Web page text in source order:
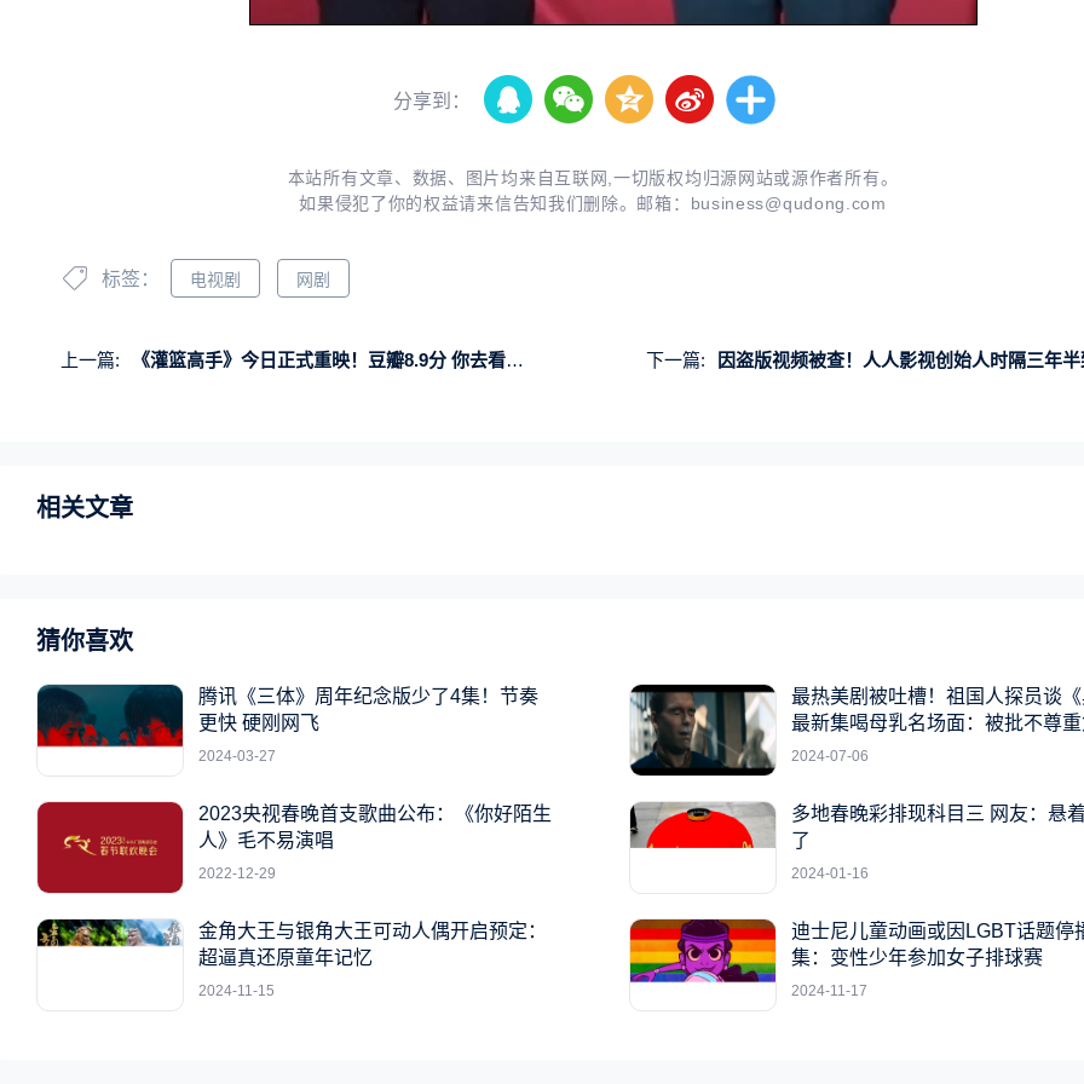
分享到：
本站所有文章、数据、图片均来自互联网,一切版权均归源网站或源作者所有。
如果侵犯了你的权益请来信告知我们删除。邮箱： business@qudong.com
标签： 电视剧 网剧
上一篇: 《灌篮高手》今日正式重映！豆瓣8.9分 你去看了吗？ 下一篇: 因盗版视频被查！人人影视创始人时隔三年半致歉 网友
相关文章
猜你喜欢
腾讯《三体》周年纪念版少了4集！节奏
更快 硬刚网飞
2024-03-27
最热美剧被吐槽！祖国人探员谈
最新集喝母乳名场面：被批不尊
2024-07-06
2023央视春晚首支歌曲公布：《你好陌生
人》毛不易演唱
2022-12-29
多地春晚彩排现科目三 网友：悬
了
2024-01-16
金角大王与银角大王可动人偶开启预定：
超逼真还原童年记忆
2024-11-15
迪士尼儿童动画或因LGBT话题停
集：变性少年参加女子排球赛
2024-11-17